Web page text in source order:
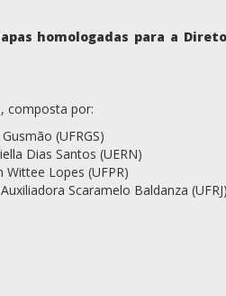
homologadas para a
composta por:
(UFRGS)
Dias Santos (UERN)
Wittee Lopes (UFPR)
Scaramelo Baldanza (UFRJ)